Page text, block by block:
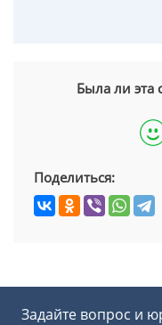
Была ли эта
Поделиться:
Задайте вопрос и